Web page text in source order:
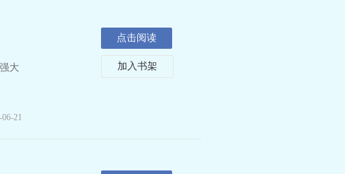
大
06-21
点击阅读
加入书架